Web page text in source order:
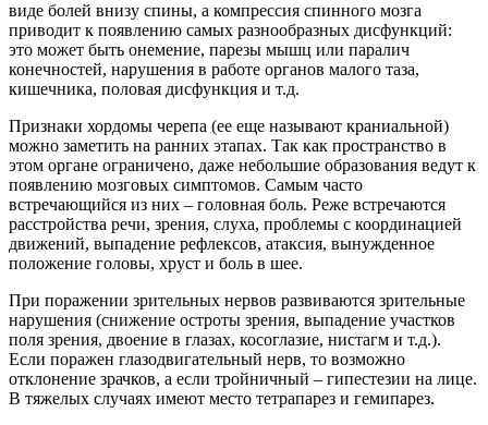
виде болей внизу спины, а компрессия спинного мозга
приводит к появлению самых разнообразных дисфункций:
это может быть онемение, парезы мышц или паралич
конечностей, нарушения в работе органов малого таза,
кишечника, половая дисфункция и т.д.
Признаки хордомы черепа (ее еще называют краниальной)
можно заметить на ранних этапах. Так как пространство в
этом органе ограничено, даже небольшие образования ведут к
появлению мозговых симптомов. Самым часто
встречающийся из них – головная боль. Реже встречаются
расстройства речи, зрения, слуха, проблемы с координацией
движений, выпадение рефлексов, атаксия, вынужденное
положение головы, хруст и боль в шее.
При поражении зрительных нервов развиваются зрительные
нарушения (снижение остроты зрения, выпадение участков
поля зрения, двоение в глазах, косоглазие, нистагм и т.д.).
Если поражен глазодвигательный нерв, то возможно
отклонение зрачков, а если тройничный – гипестезии на лице.
В тяжелых случаях имеют место тетрапарез и гемипарез.